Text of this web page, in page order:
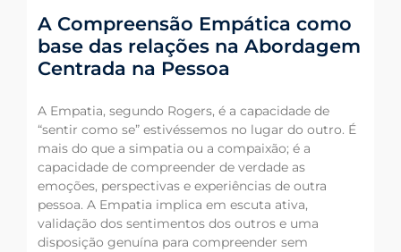
A Compreensão Empática como
base das relações na Abordagem
Centrada na Pessoa
A Empatia, segundo Rogers, é a capacidade de
“sentir como se” estivéssemos no lugar do outro. É
mais do que a simpatia ou a compaixão; é a
capacidade de compreender de verdade as
emoções, perspectivas e experiências de outra
pessoa. A Empatia implica em escuta ativa,
validação dos sentimentos dos outros e uma
disposição genuína para compreender sem